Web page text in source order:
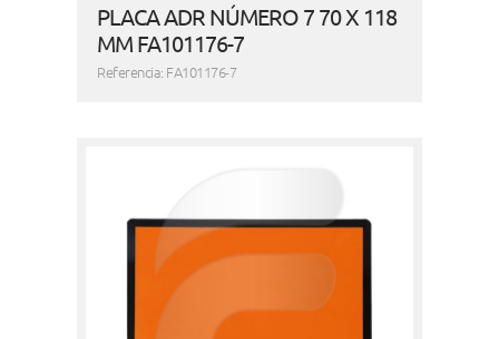
PLACA ADR NÚMERO 7 70 X 118
MM FA101176-7
Referencia: FA101176-7